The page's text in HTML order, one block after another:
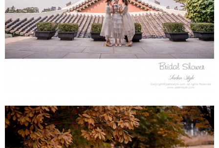
브라이덜샤워&우정스냅 - 신라호텔